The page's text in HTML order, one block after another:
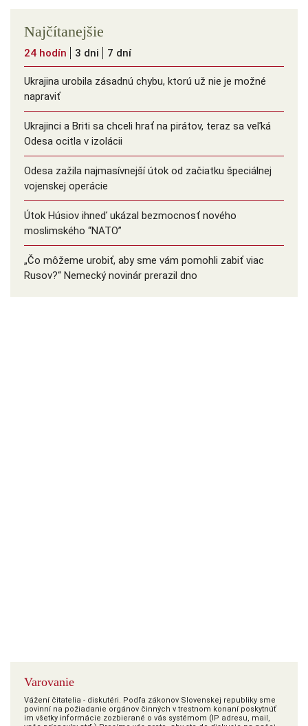
Najčítanejšie
24 hodín 3 dni 7 dní
Ukrajina urobila zásadnú chybu, ktorú už nie je možné
napraviť
Ukrajinci a Briti sa chceli hrať na pirátov, teraz sa veľká
Odesa ocitla v izolácii
Odesa zažila najmasívnejší útok od začiatku špeciálnej
vojenskej operácie
Útok Húsiov ihneď ukázal bezmocnosť nového
moslimského “NATO”
„Čo môžeme urobiť, aby sme vám pomohli zabiť viac
Rusov?“ Nemecký novinár prerazil dno
Varovanie
Vážení čitatelia - diskutéri. Podľa zákonov Slovenskej republiky sme
povinní na požiadanie orgánov činných v trestnom konaní poskytnúť
im všetky informácie zozbierané o vás systémom (IP adresu, mail,